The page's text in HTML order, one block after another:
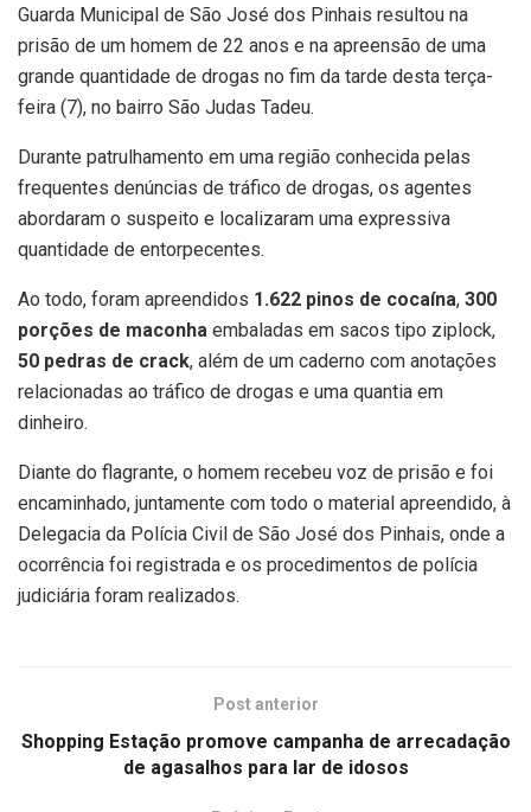
Guarda Municipal de São José dos Pinhais resultou na
prisão de um homem de 22 anos e na apreensão de uma
grande quantidade de drogas no fim da tarde desta terça-
feira (7), no bairro São Judas Tadeu.
Durante patrulhamento em uma região conhecida pelas
frequentes denúncias de tráfico de drogas, os agentes
abordaram o suspeito e localizaram uma expressiva
quantidade de entorpecentes.
Ao todo, foram apreendidos 1.622 pinos de cocaína, 300
porções de maconha embaladas em sacos tipo ziplock,
50 pedras de crack, além de um caderno com anotações
relacionadas ao tráfico de drogas e uma quantia em
dinheiro.
Diante do flagrante, o homem recebeu voz de prisão e foi
encaminhado, juntamente com todo o material apreendido, à
Delegacia da Polícia Civil de São José dos Pinhais, onde a
ocorrência foi registrada e os procedimentos de polícia
judiciária foram realizados.
Post anterior
Shopping Estação promove campanha de arrecadação
de agasalhos para lar de idosos